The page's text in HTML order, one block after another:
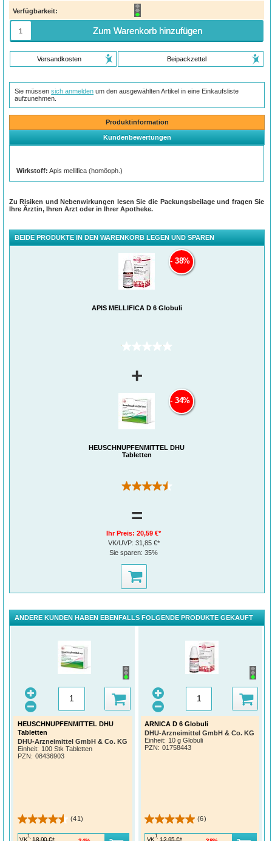
Verfügbarkeit:
Zum Warenkorb hinzufügen
Versandkosten Beipackzettel
Sie müssensich anmelden um den ausgewählten Artikel in eine Einkaufsliste
aufzunehmen.
Produktinformation
Kundenbewertungen
Wirkstoff: Apis mellifica (homöoph.)
Zu Risiken und Nebenwirkungen lesen Sie die Packungsbeilage und fragen Sie
Ihre Ärztin, Ihren Arzt oder in Ihrer Apotheke.
BEIDE PRODUKTE IN DEN WARENKORB LEGEN UND SPAREN
APIS MELLIFICA D 6 Globuli
(0)
38%
+
HEUSCHNUPFENMITTEL DHU
Tabletten
(41)
34%
=
Ihr Preis:20,59 €*
VK/UVP: 31,85 €*
Sie sparen:35%
ANDERE KUNDEN HABEN EBENFALLS FOLGENDE PRODUKTE GEKAUFT
HEUSCHNUPFENMITTEL DHU
Tabletten
DHU-Arzneimittel GmbH & Co. KG
Einheit: 100 Stk Tabletten
PZN: 08436903
(41)
VK
1
: 18,90 €*
ARNICA D 6 Globuli
DHU-Arzneimittel GmbH & Co. KG
Einheit: 10 g Globuli
PZN: 01758443
(6)
VK
1
: 12,95 €*